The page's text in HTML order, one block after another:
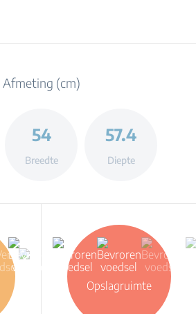
Afmeting (cm)
54
Breedte
57.4
Diepte
Opslagruimte